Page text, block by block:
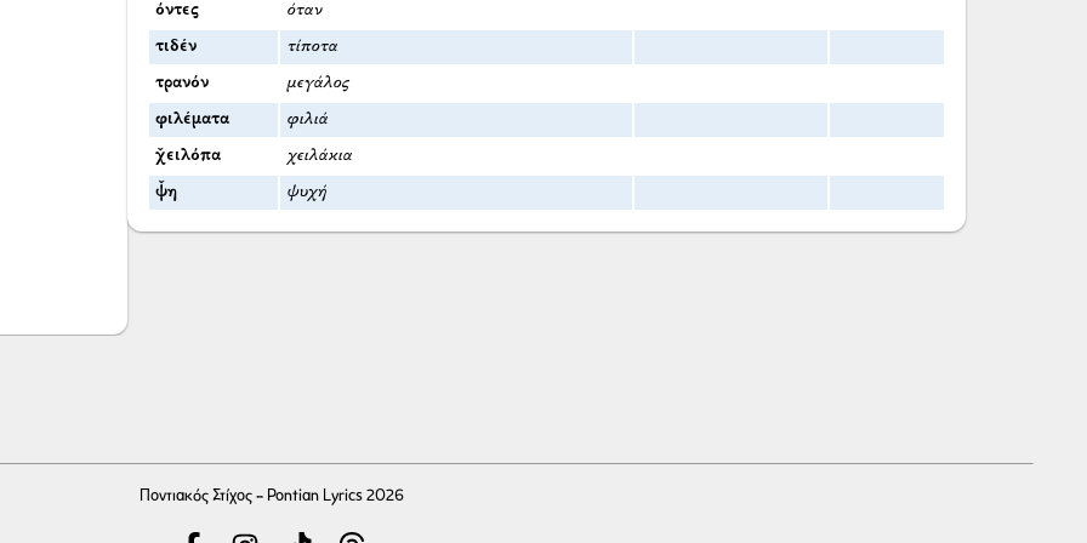
όντες όταν
τιδέν τίποτα
τρανόν μεγάλος
φιλέματα φιλιά
χ̌ειλόπα χειλάκια
ψ̌η ψυχή
Ποντιακός Στίχος - Pontian Lyrics 2026